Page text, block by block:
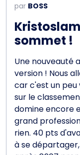
par BOSS
sommet !
Une nouveauté
version ! Nous
car c'est un peu
sur le
domine encore
grand
rien. 40 pts
à se